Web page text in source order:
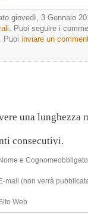
giovedì, 3 Gennaio
. Puoi seguire i
. Puoi inviare un
una lunghezza
consecutivi.
e
mail (non verrà
Web